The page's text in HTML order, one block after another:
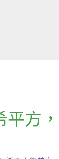
平方 ，